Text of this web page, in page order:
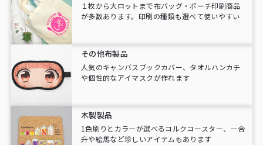
１枚から大ロットまで布バッグ・ポーチ印刷商品
が多数あります。印刷の種類も選べて使いやすい
その他布製品
人気のキャンバスブックカバー、タオルハンカチ
や個性的なアイマスクが作れます
木製製品
1色刷りとカラーが選べるコルクコースター、一合
升や絵馬など珍しいアイテムもあります